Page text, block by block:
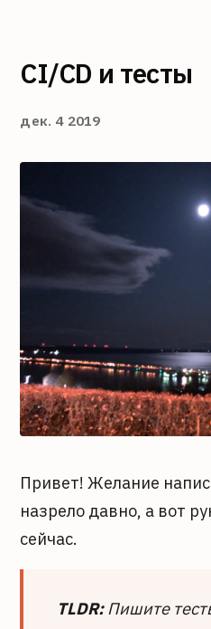
CI/CD и тесты
дек. 4 2019
Привет! Желание
назрело давно, а вот
сейчас.
TLDR:Пишите